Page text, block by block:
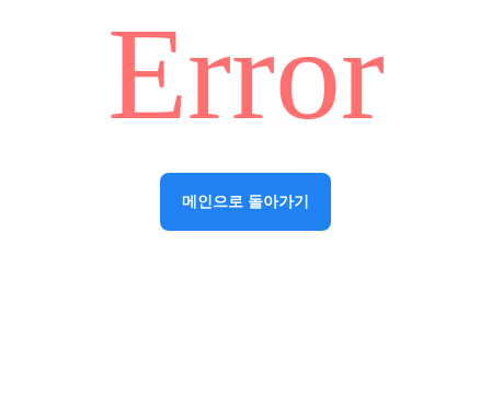
Error
메인으로 돌아가기